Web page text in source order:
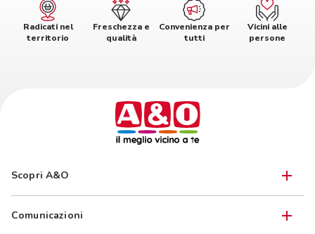
Radicati nel
territorio
Freschezza e
qualità
Convenienza per
tutti
Vicini alle
persone
Scopri A&O
Comunicazioni